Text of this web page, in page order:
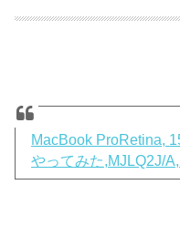
MacBook ProRetina,
やってみた,MJLQ2J/